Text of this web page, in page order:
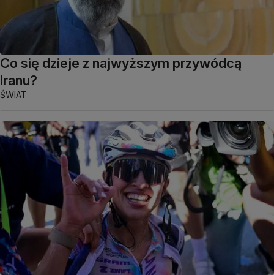
Co się dzieje z najwyższym przywódcą
Iranu?
ŚWIAT